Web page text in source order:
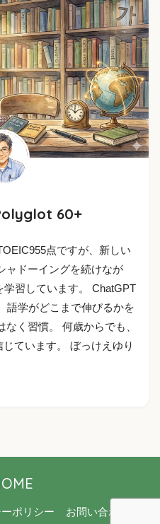
60+
点ですが、新しい
ャドーイングを続けなが
学習しています。 ChatGPT
語学がどこまで伸びるかを
く習慣。 何歳からでも、
ています。 ぼっけえゆり
ポリシー お問い合わせ